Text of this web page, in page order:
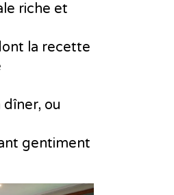
riche et
la recette
dîner, ou
gentiment